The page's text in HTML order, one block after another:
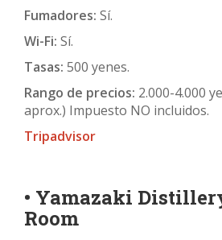
Fumadores: Sí.
Wi-Fi: Sí.
Tasas: 500 yenes.
Rango de precios: 2.000-4.000
aprox.) Impuesto NO incluidos.
Tripadvisor
• Yamazaki
Room